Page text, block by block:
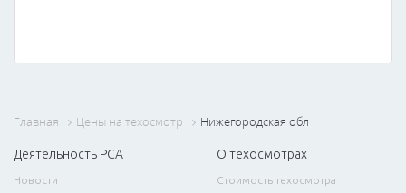
Главная Цены на техосмотр Нижегородская обл
Деятельность РСА
Новости
О техосмотрах
Стоимость техосмотра